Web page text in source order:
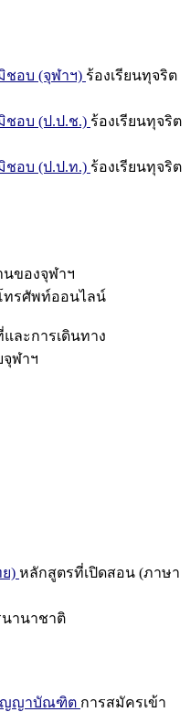
ชอบ (จุฬาฯ) ร้องเรียนทุจริต
ชอบ (ป.ป.ช.) ร้องเรียนทุจริต
ชอบ (ป.ป.ท.) ร้องเรียนทุจริต
นของจุฬาฯ
ทรศัพท์ออนไลน์
ละการเดินทาง
ฬาฯ
) หลักสูตรที่เปิดสอน (ภาษา
านาชาติ
ญญาบัณฑิต การสมัครเข้า